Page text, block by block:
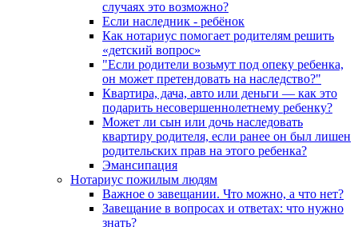
случаях это возможно?
Если наследник - ребёнок
Как нотариус помогает родителям решить
«детский вопрос»
"Если родители возьмут под опеку ребенка,
он может претендовать на наследство?"
Квартира, дача, авто или деньги — как это
подарить несовершеннолетнему ребенку?
Может ли сын или дочь наследовать
квартиру родителя, если ранее он был лишен
родительских прав на этого ребенка?
Эмансипация
Нотариус пожилым людям
Важное о завещании. Что можно, а что нет?
Завещание в вопросах и ответах: что нужно
знать?